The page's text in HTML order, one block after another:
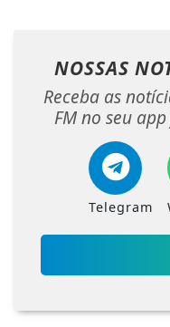
NOSSAS
Receba as
FM no seu
Telegram